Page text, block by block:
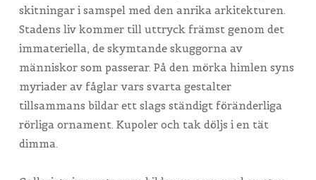
skitningar i samspel med den anrika arkitekturen.
Stadens liv kommer till uttryck främst genom det
immateriella, de skymtande skuggorna av
människor som passerar. På den mörka himlen syns
myriader av fåglar vars svarta gestalter
tillsammans bildar ett slags ständigt föränderliga
rörliga ornament. Kupoler och tak döljs i en tät
dimma.